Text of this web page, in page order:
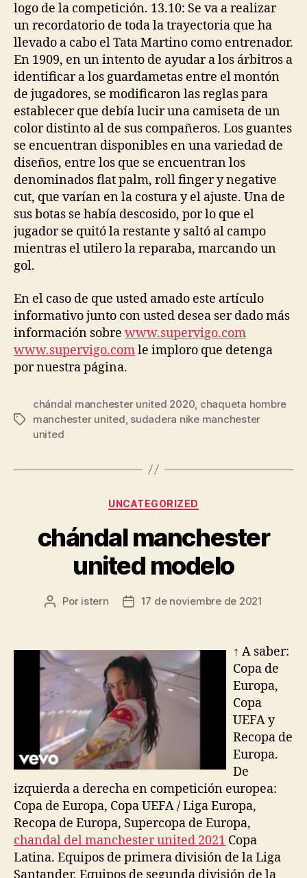
logo de la competición. 13.10: Se va a realizar
un recordatorio de toda la trayectoria que ha
llevado a cabo el Tata Martino como entrenador.
En 1909, en un intento de ayudar a los árbitros a
identificar a los guardametas entre el montón
de jugadores, se modificaron las reglas para
establecer que debía lucir una camiseta de un
color distinto al de sus compañeros. Los guantes
se encuentran disponibles en una variedad de
diseños, entre los que se encuentran los
denominados flat palm, roll finger y negative
cut, que varían en la costura y el ajuste. Una de
sus botas se había descosido, por lo que el
jugador se quitó la restante y saltó al campo
mientras el utilero la reparaba, marcando un
gol.
En el caso de que usted amado este artículo
informativo junto con usted desea ser dado más
información sobre www.supervigo.com
www.supervigo.comle imploro que detenga
por nuestra página.
Etiquetas
chándal manchester united 2020 chaqueta hombre
manchester united sudadera nike manchester
united
Categorías
UNCATEGORIZED
chándal manchester
united modelo
Autor
entrada
Por istern
Fecha
entrada
17 de noviembre de 2021
↑ A saber:
Copa de
Europa,
Copa
UEFA y
Recopa de
Europa.
De
izquierda a derecha en competición europea:
Copa de Europa, Copa UEFA / Liga Europa,
Recopa de Europa, Supercopa de Europa,
chandal del manchester united 2021 Copa
Latina. Equipos de primera división de la Liga